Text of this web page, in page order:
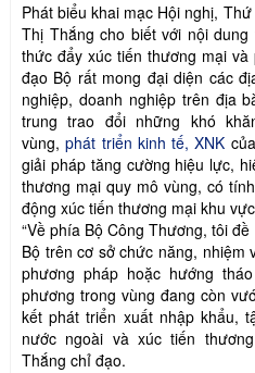
Phát biểu khai mạc Hội nghị,
Thị Thắng cho biết với nội
thức đẩy xúc tiến thương mại
đạo Bộ rất mong đại diện các
nghiệp, doanh nghiệp trên địa
trung trao đổi những khó
vùng,phát triển kinh tế, XNK
giải pháp tăng cường hiệu lực,
thương mại quy mô vùng, có
động xúc tiến thương mại khu
“Về phía Bộ Công Thương, tôi
Bộ trên cơ sở chức năng, nhiệm
phương pháp hoặc hướng
phương trong vùng đang còn
kết phát triển xuất nhập khẩu,
nước ngoài và xúc tiến
Thắng chỉ đạo.